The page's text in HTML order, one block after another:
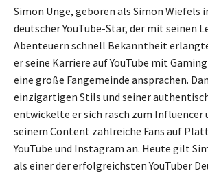
Simon Unge, geboren als Simon Wiefels
deutscher YouTube-Star, der mit seinen
Abenteuern schnell Bekanntheit
er seine Karriere auf YouTube mit
eine große Fangemeinde ansprachen.
einzigartigen Stils und seiner
entwickelte er sich rasch zum Influencer
seinem Content zahlreiche Fans auf
YouTube und Instagram an. Heute gilt
als einer der erfolgreichsten YouTuber